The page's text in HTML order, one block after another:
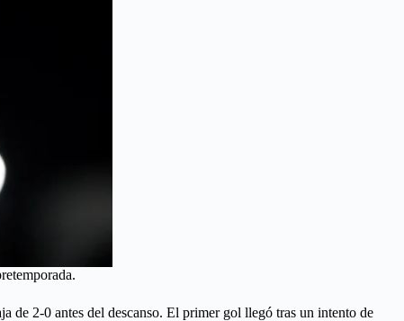
de 2-0 antes del descanso. El primer gol llegó tras un intento de